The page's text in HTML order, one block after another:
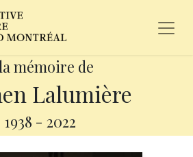
mémoire de
Lalumière
1938 - 2022